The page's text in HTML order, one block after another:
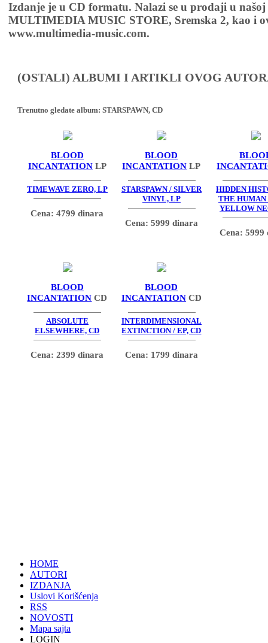
Izdanje je u CD formatu. Nalazi se u prodaji u
MULTIMEDIA MUSIC STORE, Sremska 2, kao i
www.multimedia-music.com.
(OSTALI) ALBUMI I ARTIKLI OVOG
Trenutno gledate album: STARSPAWN, CD
BLOOD
INCANTATION LP
TIMEWAVE ZERO, LP
Cena: 4799 dinara
BLOOD
INCANTATION LP
STARSPAWN / SILVER
VINYL, LP
Cena: 5999 dinara
HIDDEN
THE HUMAN
YELLOW
Cena: 5999
BLOOD
INCANTATION CD
ABSOLUTE
ELSEWHERE, CD
Cena: 2399 dinara
BLOOD
INCANTATION CD
INTERDIMENSIONAL
EXTINCTION / EP, CD
Cena: 1799 dinara
HOME
AUTORI
IZDANJA
Uslovi Korišćenja
RSS
NOVOSTI
Mapa sajta
LOGIN